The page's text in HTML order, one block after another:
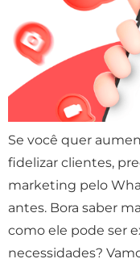
Se você quer
fidelizar clientes,
marketing pelo
antes. Bora saber
como ele pode ser
necessidades?